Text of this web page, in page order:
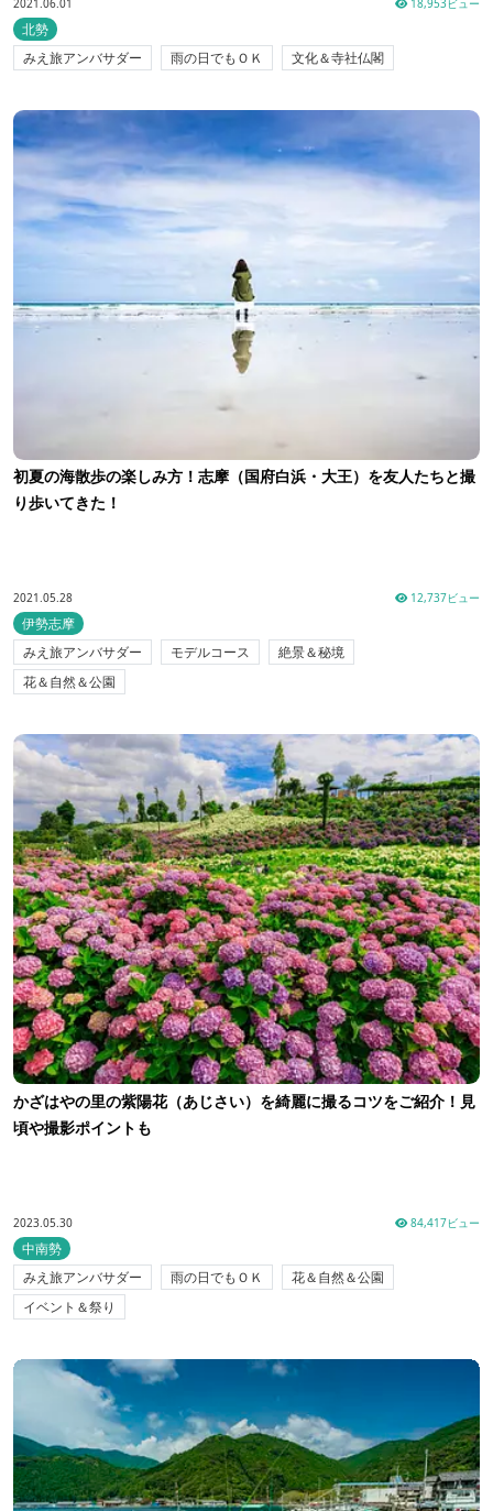
2021.06.01 18,953ビュー
北勢
みえ旅アンバサダー
雨の日でもＯＫ 文化＆寺社仏閣
初夏の海散歩の楽しみ方！志摩（国府白浜・大王）を友人たちと撮
り歩いてきた！
2021.05.28 12,737ビュー
伊勢志摩
みえ旅アンバサダー
モデルコース
絶景＆秘境
花＆自然＆公園
かざはやの里の紫陽花（あじさい）を綺麗に撮るコツをご紹介！見
頃や撮影ポイントも
2023.05.30 84,417ビュー
中南勢
みえ旅アンバサダー
雨の日でもＯＫ
花＆自然＆公園
イベント＆祭り